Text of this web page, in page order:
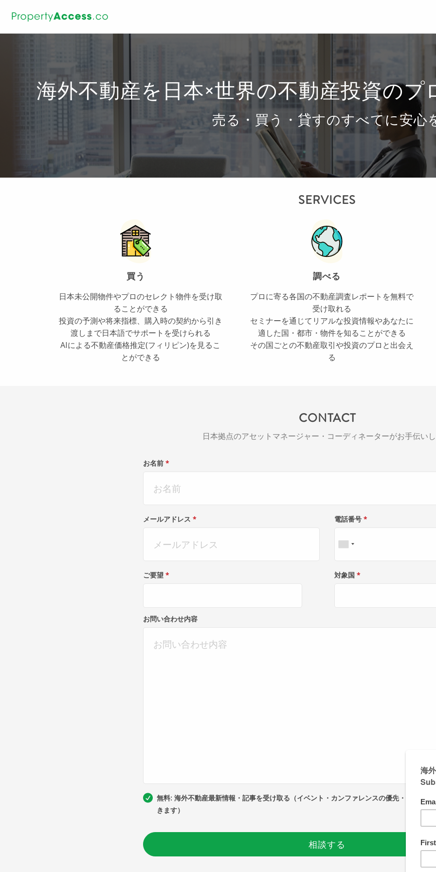
海外不動産を日本×世界の不動産投資の
売る・買う・貸すのすべてに安心
SERVICES
買う
日本未公開物件やプロのセレクト物件を受け取
ることができる
投資の予測や将来指標、購入時の契約から引き
渡しまで日本語でサポートを受けられる
AIによる不動産価格推定(フィリピン)を見るこ
とができる
調べる
プロに寄る各国の不動産調査レポートを無料で
受け取れる
セミナーを通じてリアルな投資情報やあなたに
適した国・都市・物件を知ることができる
その国ごとの不動産取引や投資のプロと出会え
る
CONTACT
日本拠点のアセットマネージャー・コーディネーターがお手伝い
お名前 *
メールアドレス * 電話番号 *
ご要望 * 対象国 *
お問い合わせ内容
無料: 海外不動産最新情報・記事を受け取る（イベント・カンファレンスの優先・優遇登
きます）